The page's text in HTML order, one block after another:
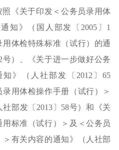
《关于印发＜公务员录用体
知》（国人部发〔2005〕1
体检特殊标准（试行）的通
号）、《关于进一步做好公务
》（人社部发〔2012〕65
用体检操作手册（试行）＞
部发〔2013〕58号）和《关
标准（试行）＞及＜公务员
有关内容的通知》（人社部